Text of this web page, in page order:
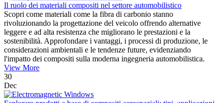
Il ruolo dei materiali compositi nel settore automobilistico
Scopri come materiali come la fibra di carbonio stanno
rivoluzionando la progettazione del veicolo offrendo alternative
leggere e ad alta resistenza che migliorano le prestazioni e la
sostenibilità. Approfondare i vantaggi, i processi di produzione, le
considerazioni ambientali e le tendenze future, evidenziando
l'impatto dei compositi sulla moderna ingegneria automobilistica.
View More
30
Dec